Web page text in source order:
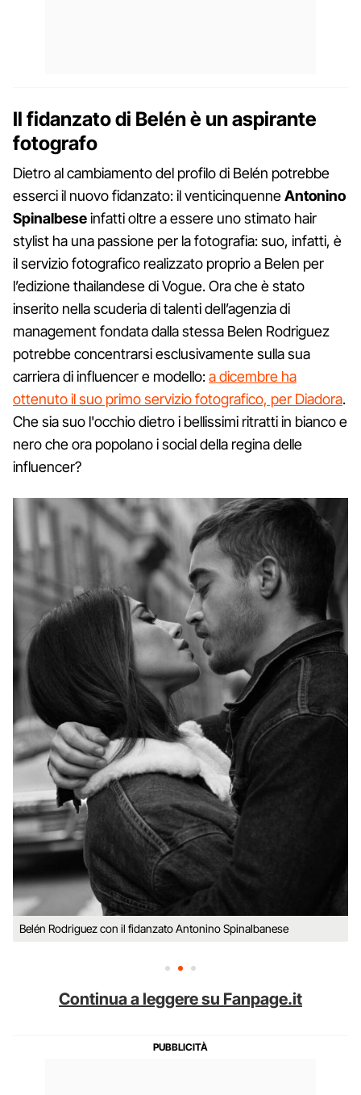
Il fidanzato di Belén è un aspirante
fotografo
Dietro al cambiamento del profilo di Belén potrebbe
esserci il nuovo fidanzato: il venticinquenneAntonino
Spinalbeseinfatti oltre a essere uno stimato hair
stylist ha una passione per la fotografia: suo, infatti, è
il servizio fotografico realizzato proprio a Belen per
l’edizione thailandese di Vogue. Ora che è stato
inserito nella scuderia di talenti dell’agenzia di
management fondata dalla stessa Belen Rodriguez
potrebbe concentrarsi esclusivamente sulla sua
carriera di influencer e modello:a dicembre ha
ottenuto il suo primo servizio fotografico, per Diadora.
Che sia suo l'occhio dietro i bellissimi ritratti in bianco e
nero che ora popolano i social della regina delle
influencer?
Belén Rodriguez con il fidanzato Antonino Spinalbanese
Continua a leggere su Fanpage.it